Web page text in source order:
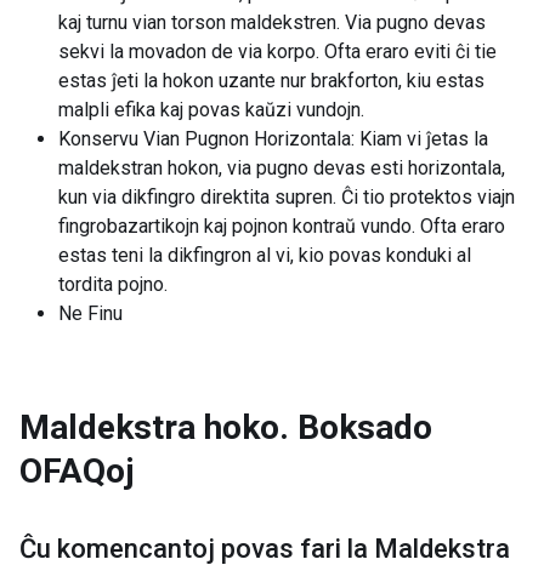
kaj turnu vian torson maldekstren. Via pugno devas
sekvi la movadon de via korpo. Ofta eraro eviti ĉi tie
estas ĵeti la hokon uzante nur brakforton, kiu estas
malpli efika kaj povas kaŭzi vundojn.
Konservu Vian Pugnon Horizontala: Kiam vi ĵetas la
maldekstran hokon, via pugno devas esti horizontala,
kun via dikfingro direktita supren. Ĉi tio protektos viajn
fingrobazartikojn kaj pojnon kontraŭ vundo. Ofta eraro
estas teni la dikfingron al vi, kio povas konduki al
tordita pojno.
Ne Finu
Maldekstra hoko. Boksado
OFAQoj
Ĉu komencantoj povas fari la Maldekstra